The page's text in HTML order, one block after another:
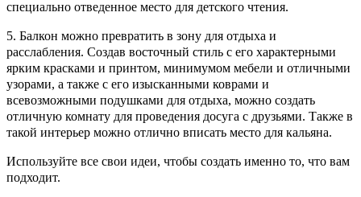
специально отведенное место для детского чтения.
5. Балкон можно превратить в зону для отдыха и
расслабления. Создав восточный стиль с его характерными
ярким красками и принтом, минимумом мебели и отличными
узорами, а также с его изысканными коврами и
всевозможными подушками для отдыха, можно создать
отличную комнату для проведения досуга с друзьями. Также в
такой интерьер можно отлично вписать место для кальяна.
Используйте все свои идеи, чтобы создать именно то, что вам
подходит.